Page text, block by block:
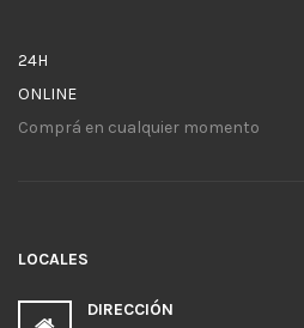
24H
ONLINE
Comprá en cualquier momento
LOCALES
DIRECCIÓN